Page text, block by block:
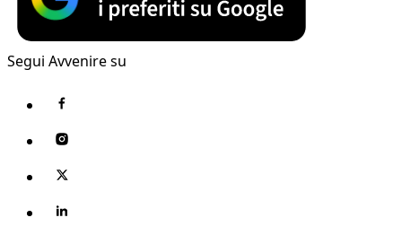
Segui Avvenire su